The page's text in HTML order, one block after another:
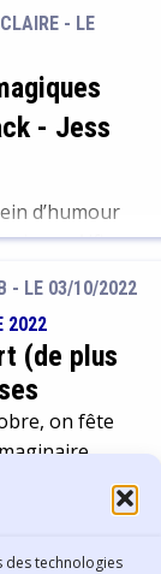
des technologies
de
ce dernier
à un
au
au cœur
[…]
- LE
- Jess
d’humour
Alfie
lui et
la magie
secret de
par ses
Un vrai
avec
plus.
- LE 03/10/2022
2022
(de plus
on fête
fiction, la
et toutes